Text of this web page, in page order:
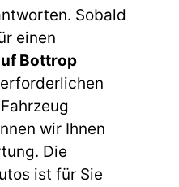
Sobald
einen
Bottrop
erforderlichen
wir Ihnen
Die
ist für Sie